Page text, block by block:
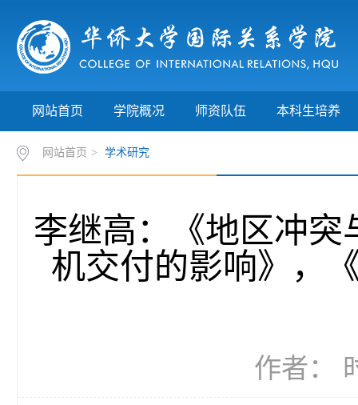
网站首页 学院概况 师资队伍 本科生培养
网站首页 > 学术研究
李继高：《地区冲突
机交付的影响》，
作者：